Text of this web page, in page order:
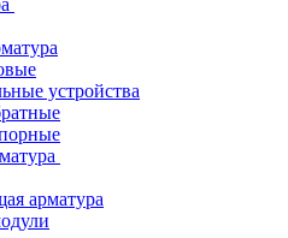
устройства
арматура